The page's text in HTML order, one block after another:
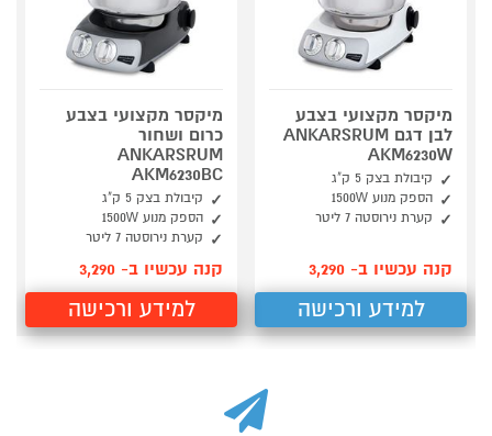
מיקסר מקצועי בצבע
לבן דגם ANKARSRUM
AKM6230W
קיבולת בצק 5 ק"ג
הספק מנוע 1500W
קערת נירוסטה 7 ליטר
קנה עכשיו ב- 3,290
למידע ורכישה
מיקסר מקצועי בצבע
כרום ושחור
ANKARSRUM
AKM6230BC
קיבולת בצק 5 ק"ג
הספק מנוע 1500W
קערת נירוסטה 7 ליטר
קנה עכשיו ב- 3,290
למידע ורכישה